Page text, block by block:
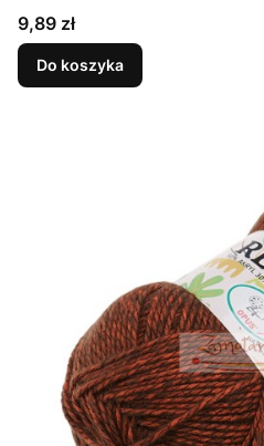
Cena
9,89 zł
Do koszyka